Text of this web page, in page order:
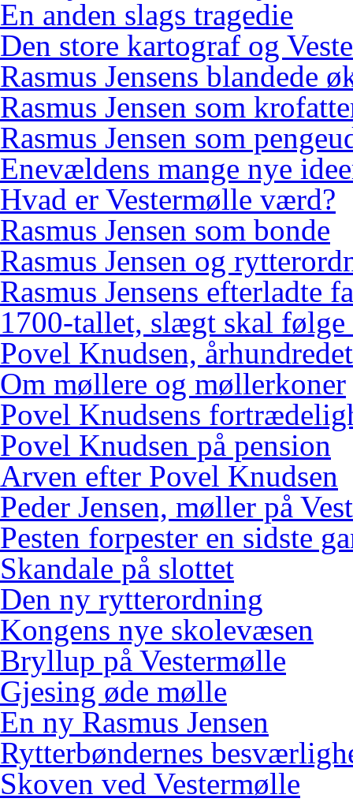
En anden slags tragedie
Den store kartograf og
Rasmus Jensens blandede
Rasmus Jensen som
Rasmus Jensen som
Enevældens mange nye
Hvad er Vestermølle værd?
Rasmus Jensen som bonde
Rasmus Jensen og
Rasmus Jensens efterladte
1700-tallet, slægt skal følge
Povel Knudsen,
Om møllere og møllerkoner
Povel Knudsens
Povel Knudsen på pension
Arven efter Povel Knudsen
Peder Jensen, møller på
Pesten forpester en sidste
Skandale på slottet
Den ny rytterordning
Kongens nye skolevæsen
Bryllup på Vestermølle
Gjesing øde mølle
En ny Rasmus Jensen
Rytterbøndernes
Skoven ved Vestermølle